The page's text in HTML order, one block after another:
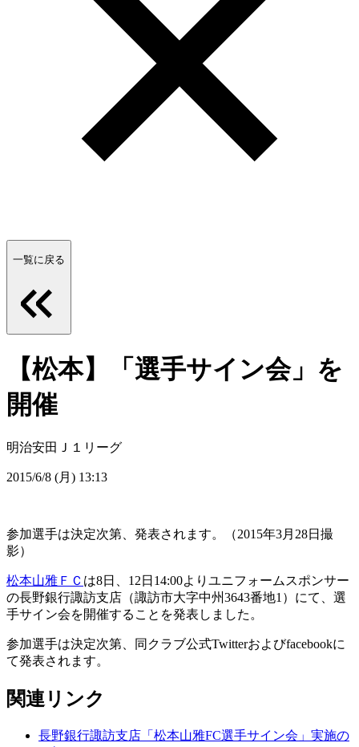
一覧に戻る
【松本】「選手サイン会」を
開催
明治安田Ｊ１リーグ
2015/6/8 (月) 13:13
参加選手は決定次第、発表されます。（2015年3月28日撮
影）
松本山雅ＦＣ は8日、12日14:00よりユニフォームスポンサー
の長野銀行諏訪支店（諏訪市大字中州3643番地1）にて、選
手サイン会を開催することを発表しました。
参加選手は決定次第、同クラブ公式Twitterおよびfacebookに
て発表されます。
関連リンク
長野銀行諏訪支店「松本山雅FC選手サイン会」実施の